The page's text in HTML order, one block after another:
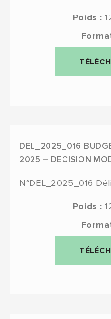
Poids :
DEL_2025_016
2025 – DECISION
N°DEL_2025_016
Poids :